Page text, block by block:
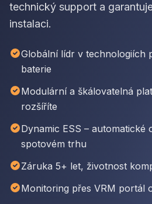
technický support a
instalaci.
Globální lídr v technologiích
baterie
Modulární a škálovatelná
rozšíříte
Dynamic ESS – automatické
spotovém trhu
Záruka 5+ let, životnost
Monitoring přes VRM portál